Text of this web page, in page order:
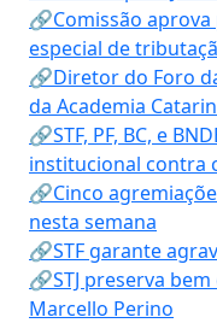
🔗Comissão
especial de
🔗Diretor do Foro
da Academia
🔗STF, PF, BC, e
institucional contra
🔗Cinco
nesta semana
🔗STF garante
🔗STJ preserva
Marcello Perino